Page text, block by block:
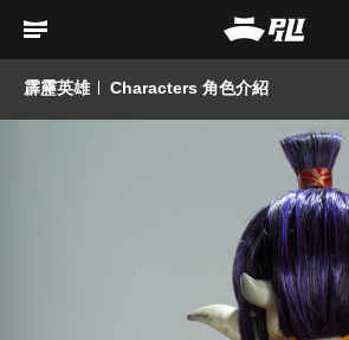
霹靂英雄 Characters 角色介紹